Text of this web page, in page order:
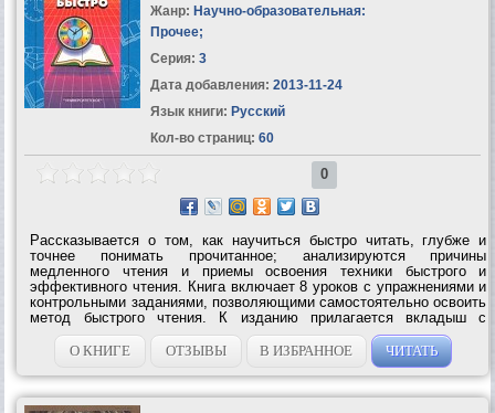
Жанр: Научно-образовательная:
Прочее;
Серия: 3
Дата добавления: 2013-11-24
Язык книги: Русский
Кол-во страниц: 60
0
Рассказывается о том, как научиться быстро читать, глубже и
точнее понимать прочитанное; анализируются причины
медленного чтения и приемы освоения техники быстрого и
эффективного чтения. Книга включает 8 уроков с упражнениями и
контрольными заданиями, позволяющими самостоятельно освоить
метод быстрого чтения. К изданию прилагается вкладыш с
тренировочными таблицами.УЧИМСЯ ЧИТАТЬ БЫСТРО – Первая
ступень обучения в Школе Олега...
О КНИГЕ ОТЗЫВЫ В ИЗБРАННОЕ ЧИТАТЬ